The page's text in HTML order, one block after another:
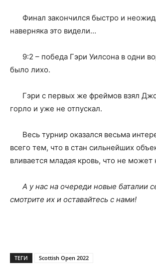
Финал закончился быстро и
наверняка это видели…
9:2 – победа Гэри Уилсона в одни
было лихо.
Гэри с первых же фреймов взял
горло и уже не отпускал.
Весь турнир оказался весьма
всего тем, что в стан сильнейших
вливается младая кровь, что не может
А у нас на очереди новые баталии
смотрите их и оставайтесь с нами!
ТЕГИ Scottish Open 2022